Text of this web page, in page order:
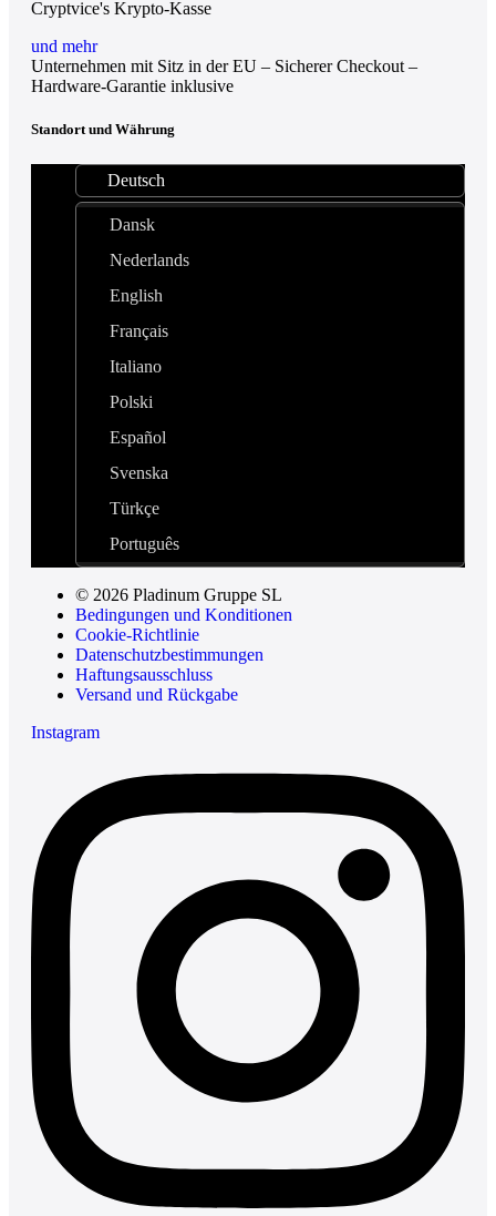
und mehr
Unternehmen mit Sitz in der EU – Sicherer Checkout –
Hardware-Garantie inklusive
Standort und Währung
Deutsch
Dansk
Nederlands
English
Français
Italiano
Polski
Español
Svenska
Türkçe
Português
© 2026 Pladinum Gruppe SL
Bedingungen und Konditionen
Cookie-Richtlinie
Datenschutzbestimmungen
Haftungsausschluss
Versand und Rückgabe
Instagram